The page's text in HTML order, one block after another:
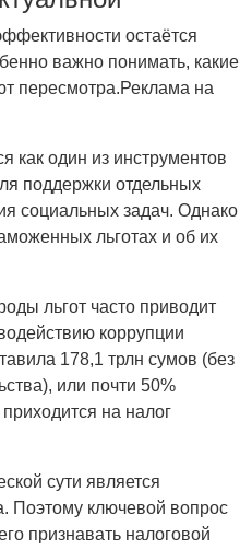
остаётся
важно понимать, какие
пересмотра.Реклама на
как один из инструментов
поддержки отдельных
социальных задач. Однако
льготах и об их
льгот часто приводит
коррупции
178,1 трлн сумов (без
или почти 50%
на налог
сути является
Поэтому ключевой вопрос
признавать налоговой